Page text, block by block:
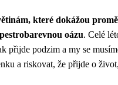
které dokážou
oázu. Celé
přijde podzim a my se
a riskovat, že přijde o